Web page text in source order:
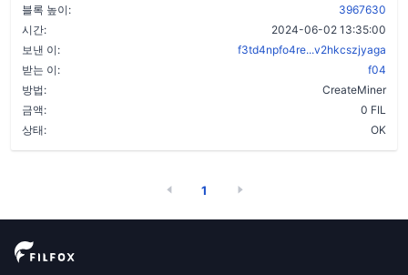
블록 높이:
3967630
시간:
2024-06-02 13:35:00
보낸 이:
f3td4npfo4re...v2hkcszjyaga
받는 이:
f04
방법:
CreateMiner
금액:
0 FIL
상태:
OK
1